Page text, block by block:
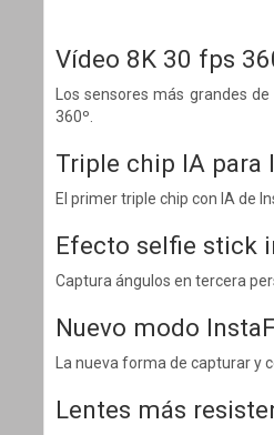
Vídeo 8K 30 fps
Los sensores más grandes
360º.
Triple chip IA para
El primer triple chip con IA de
Efecto selfie stick
Captura ángulos en tercera
Nuevo modo
La nueva forma de capturar y
Lentes más